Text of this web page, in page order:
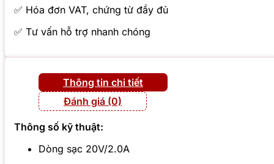
✅ Hóa đơn VAT, chứng từ đầy đủ
✅ Tư vấn hỗ trợ nhanh chóng
Thông tin chi tiết
Đánh giá (0)
Thông số kỹ thuật:
Dòng sạc 20V/2.0A